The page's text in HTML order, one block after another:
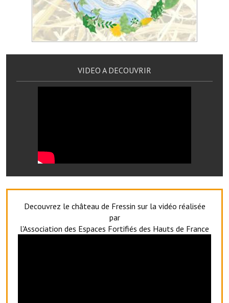
Biens à louer
Terrains et maisons à vendre
Equipements sportifs
Exploitants agricoles
Artisans
Salle Georges Delépine
VIDEO A DECOUVRIR
Decouvrez le château de Fressin sur la vidéo réalisée
par
l'Association des Espaces Fortifiés des Hauts de France